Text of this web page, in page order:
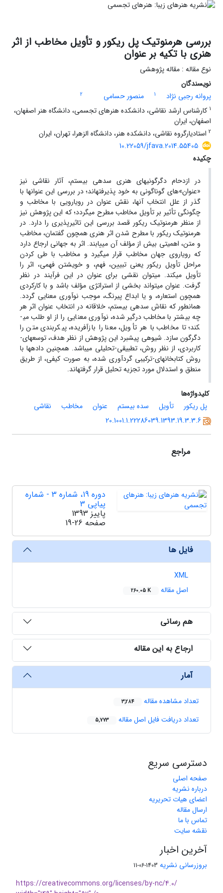
بررسی هرمنوتیک پل ریکور و تأویل مخاطب از اثر
هنری با تکیه بر عنوان
نوع مقاله : مقاله پژوهشی
نویسندگان
پروانه رجبی نژاد
1 منصور حسامی
2
1 کارشناس ارشد نقاشی، دانشکده هنرهای تجسمی، دانشگاه هنر اصفهان،
اصفهان، ایران
2 استادیارگروه نقاشی، دانشکده هنر، دانشگاه الزهرا، تهران، ایران
10.22059/jfava.2014.55405
چکیده
در ازدحام دگرگونی­های هنری سده­ی بیستم، آثار نقاشی نیز
«عنوان»­های گوناگونی به خود پذیرفته­اند؛ در بررسی این عنوان­ها با
گذر از علل انتخاب آنها، نقش عنوان در رویارویی­ با مخاطب و
چگونگی تأثیر بر تأویل مخاطب مطرح می­گردد؛ که این پژوهش نیز
از منظر هرمنوتیک ریکور قصد بررسی این تاثیرپذیری را دارد. در
هرمنوتیک ریکور با مطرح شدن اثر هنری همچون گفتمان، مخاطب
و متن، اهمیتی بیش از مؤلف آن می­یابند. اثر به جهانی ارجاع دارد
که رویاروی جهان مخاطب قرار می­گیرد و مخاطب با طی کردن
مراحل تأویل ریکور یعنی تبیین، فهم، و خویشتن فهمی، اثر را
تأویل می­کند. می­توان نقشی برای عنوان در این فرآیند در نظر
گرفت. عنوان می­تواند بخشی از استراتژی مؤلف باشد و با کارکردی
همچون استعاره، و یا ابداع پیرنگ، موجب نوآوری معنایی گردد.
همان­طور که نقاش سده­ی بیستم، خلاقانه در انتخاب عنوان اثر هر
چه بیشتر با مخاطب درگیر شده، نوآوری معنایی را از او طلب می­
کند؛ تا مخاطب با هر تأویل، معنا را بازآفریده، پیکربندی متن را
دگرگون سازد. شیوه­ی پیشبرد این پژوهش از نظر هدف، توسعه­ای-
کاربردی، از نظر روش، تطبیقی-تحلیلی می­باشد. همچنین داده­ها با
روش کتابخانه­ای-ترکیبی گردآوری شده­، به صورت کیفی، از طریق
منطق و استدلال مورد تجزیه تحلیل قرار گرفته­اند.
کلیدواژه‌ها
پل ریکور
تأویل سده بیستم عنوان مخاطب
نقاشی
20.1001.1.22286039.1393.19.3.3.6
مراجع
دوره 19، شماره 3 - شماره
پیاپی 3
پاییز 1393
صفحه 19-26
فایل ها
XML
اصل مقاله
260.05 K
هم رسانی
ارجاع به این مقاله
آمار
تعداد مشاهده مقاله 3,284
تعداد دریافت فایل اصل مقاله 5,773
دسترسی سریع
صفحه اصلی
درباره نشریه
اعضای هیات تحریریه
ارسال مقاله
تماس با ما
نقشه سایت
آخرین اخبار
بروزرسانی نشریه 1403-06-11
https://creativecommons.org/licenses/by-nc/4.0/